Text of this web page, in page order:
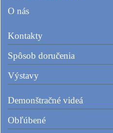
O nás
Kontakty
Spôsob doručenia
Výstavy
Demonštračné videá
Obľúbené